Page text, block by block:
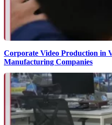
Corporate Video Production in
Manufacturing Companies